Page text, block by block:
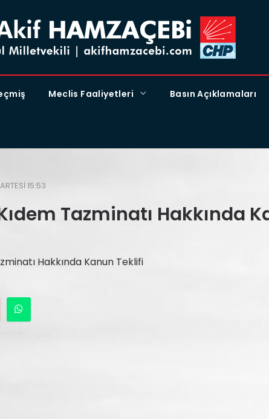
Meclis Faaliyetleri Basın Açıklamaları
15:53
Tazminatı Hakkında
Hakkında Kanun Teklifi